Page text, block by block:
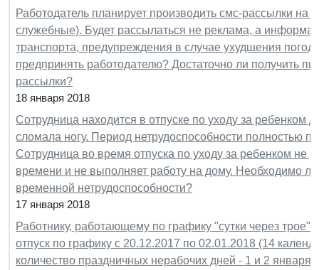
Работодатель планирует производить смс-рассылки
служебные). Будет рассылаться не реклама, а
транспорта, предупреждения в случае ухудшения
предпринять работодателю? Достаточно ли получить
рассылки?
18 января 2018
Сотрудница находится в отпуске по уходу за ребенком
сломала ногу. Период нетрудоспособности полностью
Сотрудница во время отпуска по уходу за ребенком не
времени и не выполняет работу на дому. Необходимо
временной нетрудоспособности?
17 января 2018
Работнику, работающему по графику "сутки через
отпуск по графику с 20.12.2017 по 02.01.2018 (14
количество праздничных нерабочих дней - 1 и 2